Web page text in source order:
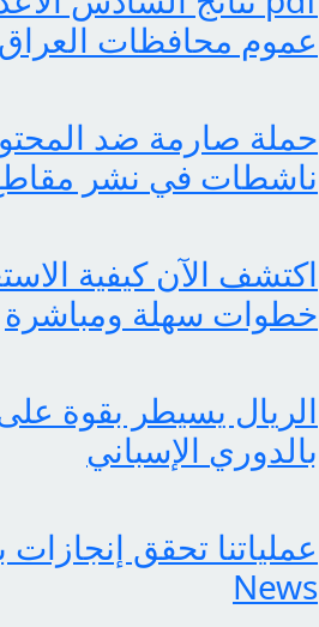
عموم محافظات العراق
حملة صارمة ضد
ناشطات في نشر مقاطع
خطوات سهلة ومباشرة
الريال يسيطر بقوة
بالدوري الإسباني
News